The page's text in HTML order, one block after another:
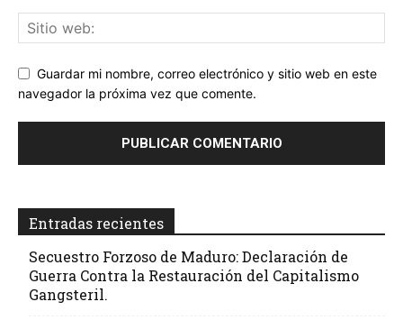
Guardar mi nombre, correo electrónico y sitio web en este
navegador la próxima vez que comente.
Entradas recientes
Secuestro Forzoso de Maduro: Declaración de
Guerra Contra la Restauración del Capitalismo
Gangsteril.